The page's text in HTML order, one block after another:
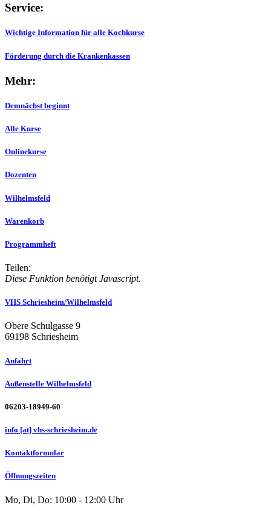
Service:
Wichtige Information für alle Kochkurse
Förderung durch die Krankenkassen
Mehr:
Demnächst beginnt
Alle Kurse
Onlinekurse
Dozenten
Wilhelmsfeld
Warenkorb
Programmheft
Teilen:
Diese Funktion benötigt Javascript.
VHS Schriesheim/Wilhelmsfeld
Obere Schulgasse 9
69198 Schriesheim
Anfahrt
Außenstelle Wilhelmsfeld
06203-18949-60
info [at] vhs-schriesheim.de
Kontaktformular
Öffnungszeiten
Mo, Di, Do: 10:00 - 12:00 Uhr